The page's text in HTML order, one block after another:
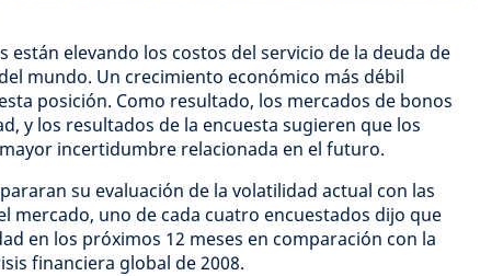
están elevando los costos del servicio de la deuda de
mundo. Un crecimiento económico más débil
posición. Como resultado, los mercados de bonos
y los resultados de la encuesta sugieren que los
incertidumbre relacionada en el futuro.
su evaluación de la volatilidad actual con las
mercado, uno de cada cuatro encuestados dijo que
en los próximos 12 meses en comparación con la
financiera global de 2008.